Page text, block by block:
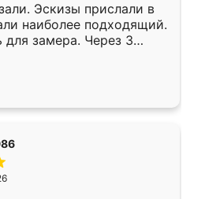
Эскизы прислали в
наиболее подходящий.
для замера. Через 3
уже готова. Остались
Спасибо Ренессанс
работу!